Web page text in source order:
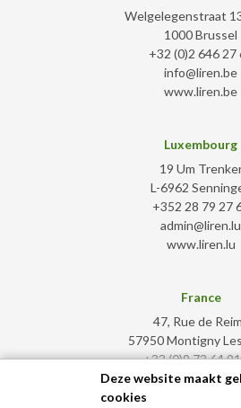
Welgelegenstraat
1000 Brussel
+32 (0)2 646 27
info@liren.be
www.liren.be
Luxembourg
19 Um
L-6962
+352 28 79 27
admin@liren.lu
www.liren.lu
France
47, Rue de
57950 Montigny
+33 (0)9 73 64
admin@liren.fr
Deze website maakt
cookies